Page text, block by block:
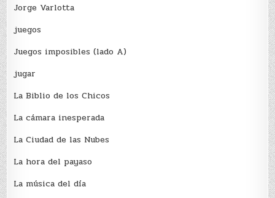
Jorge Varlotta
juegos
Juegos imposibles (lado A)
jugar
La Biblio de los Chicos
La cámara inesperada
La Ciudad de las Nubes
La hora del payaso
La música del día